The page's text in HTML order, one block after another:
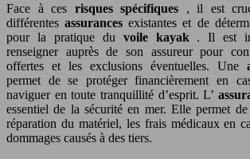
Face à ces risques spécifiques , il est
différentesassurancesexistantes et de
pour la pratique du voile kayak . Il est
renseigner auprès de son assureur pour
offertes et les exclusions éventuelles. Une
permet de se protéger financièrement en
naviguer en toute tranquillité d’esprit. L’
essentiel de la sécurité en mer. Elle permet
réparation du matériel, les frais médicaux en
dommages causés à des tiers.